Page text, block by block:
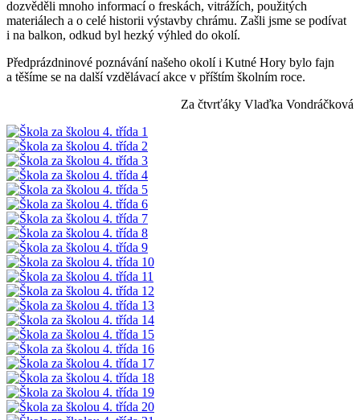
dozvěděli mnoho informací o freskách, vitrážích, použitých
materiálech a o celé historii výstavby chrámu. Zašli jsme se podívat
i na balkon, odkud byl hezký výhled do okolí.
Předprázdninové poznávání našeho okolí i Kutné Hory bylo fajn
a těšíme se na další vzdělávací akce v příštím školním roce.
Za čtvrťáky Vlaďka Vondráčková